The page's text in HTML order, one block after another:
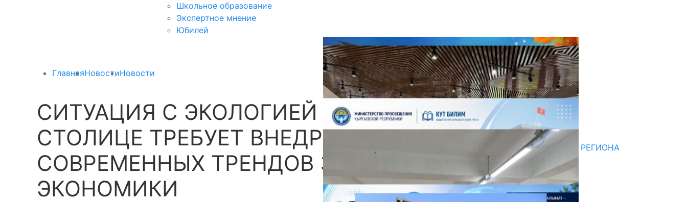
Школьное образование
Экспертное мнение
Юбилей
ГлавнаяНовостиНовости
СИТУАЦИЯ С ЭКОЛОГИЕЙ В
СТОЛИЦЕ ТРЕБУЕТ ВНЕДРЕНИЯ
СОВРЕМЕННЫХ ТРЕНДОВ ЗЕЛЕНОЙ
ЭКОНОМИКИ
Последние новости
НЕДЕЛЯ В ОБЗОРЕ
07.08.2026
ДЛЯ МЕТОДИСТОВ ЮЖНОГО РЕГИОНА
НАЧАЛОСЬ ОБУЧЕНИЕ
05.08.2026
НЕДЕЛЯ В ОБЗОРЕ